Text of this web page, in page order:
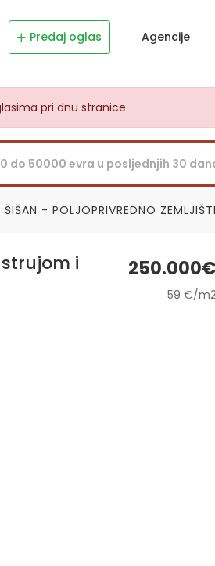
Predaj oglas Agencije
pri dnu stranice
ŠIŠAN - POLJOPRIVREDNO
strujom i
250.000€
59 €/